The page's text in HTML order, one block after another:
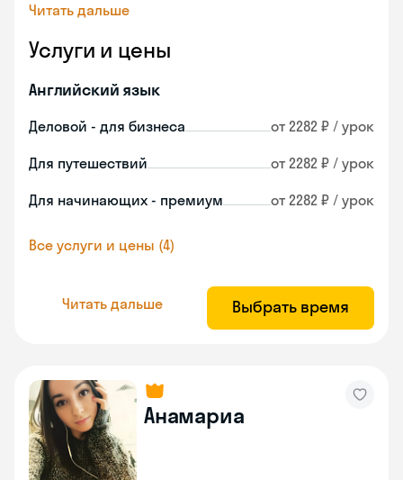
Читать дальше
Услуги и цены
Английский язык
Деловой - для бизнеса от 2282 ₽ / урок
Для путешествий от 2282 ₽ / урок
Для начинающих - премиум от 2282 ₽ / урок
Все услуги и цены (4)
Читать дальше Выбрать время
Анамариа